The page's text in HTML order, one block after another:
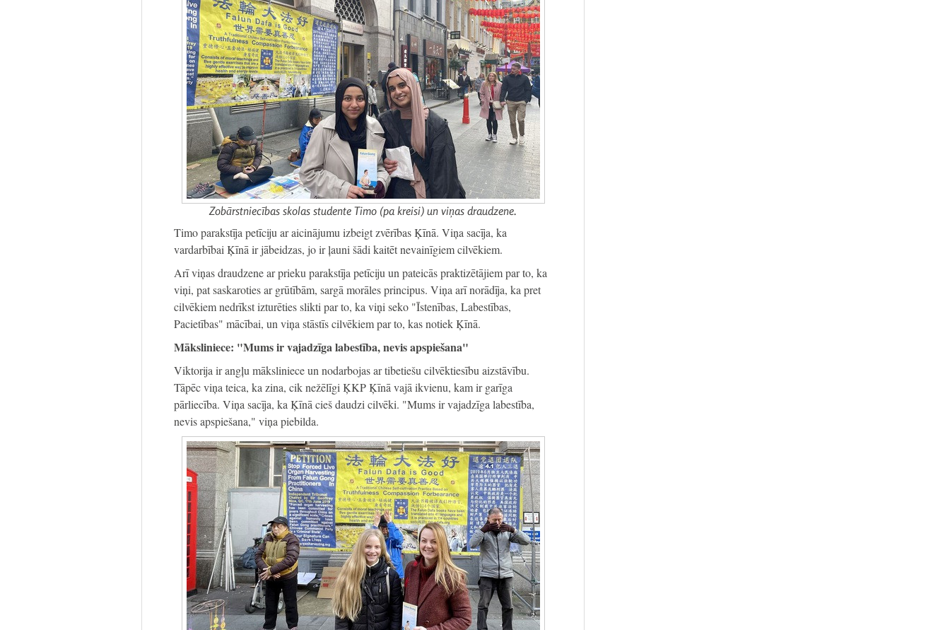
Zobārstniecības skolas studente Timo (pa kreisi) un viņas draudzene.
Timo parakstīja petīciju ar aicinājumu izbeigt zvērības Ķīnā. Viņa sacīja, ka
vardarbībai Ķīnā ir jābeidzas, jo ir ļauni šādi kaitēt nevainīgiem cilvēkiem.
Arī viņas draudzene ar prieku parakstīja petīciju un pateicās praktizētājiem par to, ka
viņi, pat saskaroties ar grūtībām, sargā morāles principus. Viņa arī norādīja, ka pret
cilvēkiem nedrīkst izturēties slikti par to, ka viņi seko "Īstenības, Labestības,
Pacietības" mācībai, un viņa stāstīs cilvēkiem par to, kas notiek Ķīnā.
Māksliniece: "Mums ir vajadzīga labestība, nevis apspiešana"
Viktorija ir angļu māksliniece un nodarbojas ar tibetiešu cilvēktiesību aizstāvību.
Tāpēc viņa teica, ka zina, cik nežēlīgi ĶKP Ķīnā vajā ikvienu, kam ir garīga
pārliecība. Viņa sacīja, ka Ķīnā cieš daudzi cilvēki. "Mums ir vajadzīga labestība,
nevis apspiešana," viņa piebilda.